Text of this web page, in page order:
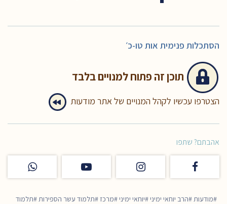
הסתכלות פנימית אות טו-כ׳
תוכן זה פתוח למנויים בלבד
הצטרפו עכשיו לקהל המנויים של אתר מודעות
אהבתם? שתפו
מודעות הרב יוחאי ימיני יוחאי ימיני מרכז תלמוד עשר הספירות
תלמוד